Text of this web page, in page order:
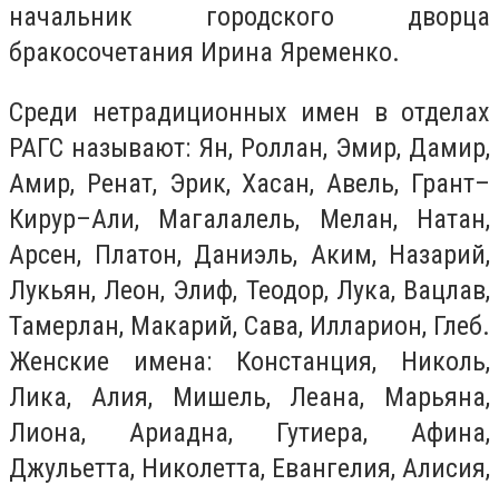
начальник городского дворца
бракосочетания Ирина Яременко.
Среди нетрадиционных имен в отделах
РАГС называют: Ян, Роллан, Эмир, Дамир,
Амир, Ренат, Эрик, Хасан, Авель, Грант–
Кирур–Али, Магалалель, Мелан, Натан,
Арсен, Платон, Даниэль, Аким, Назарий,
Лукьян, Леон, Элиф, Теодор, Лука, Вацлав,
Тамерлан, Макарий, Сава, Илларион, Глеб.
Женские имена: Констанция, Николь,
Лика, Алия, Мишель, Леана, Марьяна,
Лиона, Ариадна, Гутиера, Афина,
Джульетта, Николетта, Евангелия, Алисия,